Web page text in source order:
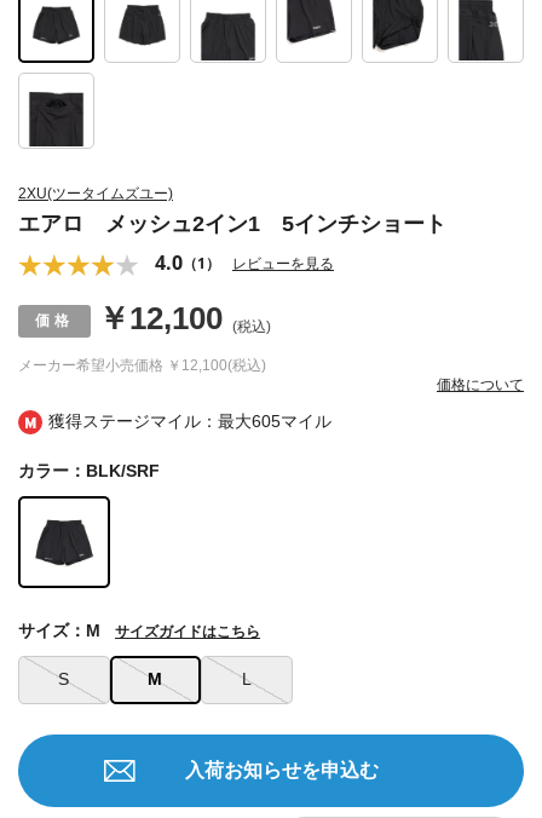
獲得ステージマイル：最大605マイル
2XU(ツータイムズユー)
エアロ メッシュ2イン1 5インチショート
4.0 （1） レビューを見る
メーカー希望小売価格 ￥12,100(税込)
￥12,100 (税込)
価格について
カラー：BLK/SRF
S M L
サイズ：M サイズガイドはこちら
入荷お知らせを申込む